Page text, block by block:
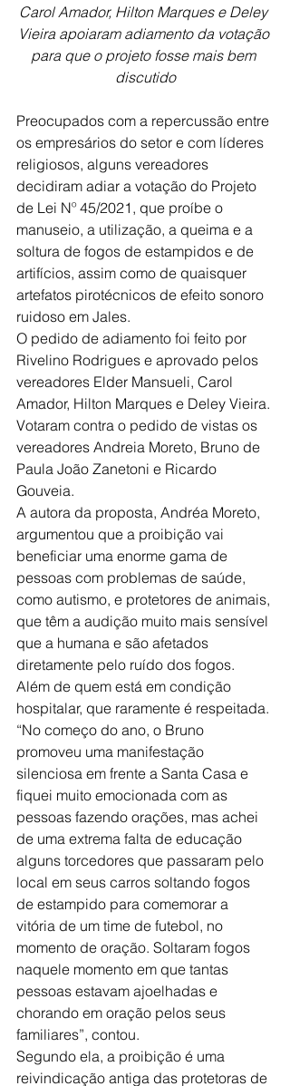
Carol Amador, Hilton Marques e Deley
Vieira apoiaram adiamento da votação
para que o projeto fosse mais bem
discutido
Preocupados com a repercussão entre
os empresários do setor e com líderes
religiosos, alguns vereadores
decidiram adiar a votação do Projeto
de Lei Nº 45/2021, que proíbe o
manuseio, a utilização, a queima e a
soltura de fogos de estampidos e de
artifícios, assim como de quaisquer
artefatos pirotécnicos de efeito sonoro
ruidoso em Jales.
O pedido de adiamento foi feito por
Rivelino Rodrigues e aprovado pelos
vereadores Elder Mansueli, Carol
Amador, Hilton Marques e Deley Vieira.
Votaram contra o pedido de vistas os
vereadores Andreia Moreto, Bruno de
Paula João Zanetoni e Ricardo
Gouveia.
A autora da proposta, Andréa Moreto,
argumentou que a proibição vai
beneficiar uma enorme gama de
pessoas com problemas de saúde,
como autismo, e protetores de animais,
que têm a audição muito mais sensível
que a humana e são afetados
diretamente pelo ruído dos fogos.
Além de quem está em condição
hospitalar, que raramente é respeitada.
“No começo do ano, o Bruno
promoveu uma manifestação
silenciosa em frente a Santa Casa e
fiquei muito emocionada com as
pessoas fazendo orações, mas achei
de uma extrema falta de educação
alguns torcedores que passaram pelo
local em seus carros soltando fogos
de estampido para comemorar a
vitória de um time de futebol, no
momento de oração. Soltaram fogos
naquele momento em que tantas
pessoas estavam ajoelhadas e
chorando em oração pelos seus
familiares”, contou.
Segundo ela, a proibição é uma
reivindicação antiga das protetoras de